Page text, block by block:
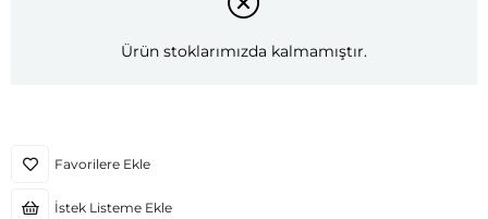
Ürün stoklarımızda kalmamıştır.
Favorilere Ekle
İstek Listeme Ekle